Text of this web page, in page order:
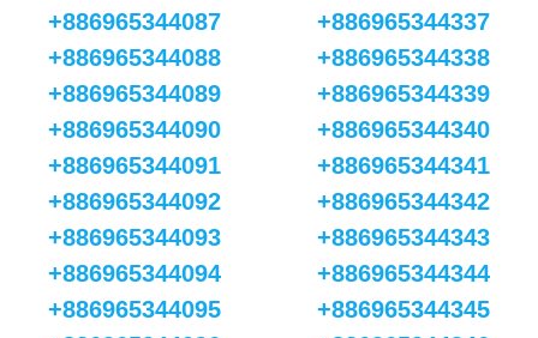
+886965344087
+886965344088
+886965344089
+886965344090
+886965344091
+886965344092
+886965344093
+886965344094
+886965344095
+886965344337
+886965344338
+886965344339
+886965344340
+886965344341
+886965344342
+886965344343
+886965344344
+886965344345